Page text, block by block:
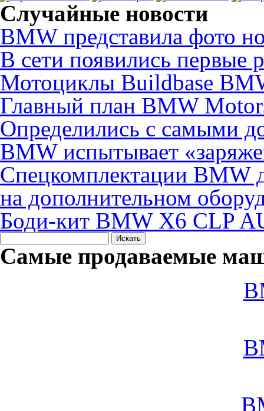
Случайные новости
BMW представила фото
В сети появились первые
Мотоциклы Buildbase
Главный план BMW
Определились с самыми
BMW испытывает
Спецкомплектации BMW
на дополнительном
Боди-кит BMW X6 CLP
Самые продаваемые